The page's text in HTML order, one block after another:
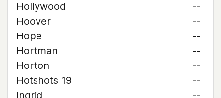
Hollywood
--
Hoover
--
Hope
--
Hortman
--
Horton
--
Hotshots 19
--
Ingrid
--